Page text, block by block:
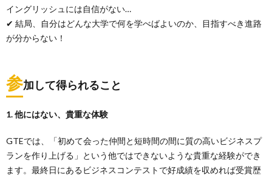
イングリッシュには自信がない…
✔ 結局、自分はどんな大学で何を学べばよいのか、目指すべき進路
が分からない！
参加して得られること
1. 他にはない、貴重な体験
GTEでは、「初めて会った仲間と短時間の間に質の高いビジネスプ
ランを作り上げる」という他ではできないような貴重な経験ができ
ます。最終日にあるビジネスコンテストで好成績を収めれば受賞歴